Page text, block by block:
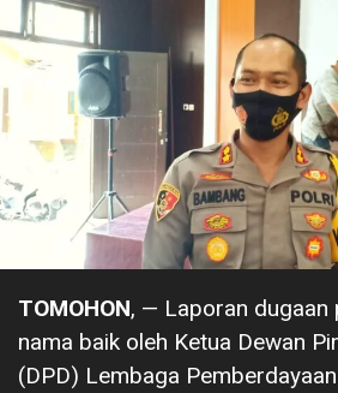
TOMOHON, — Laporan dugaan
nama baik oleh Ketua Dewan
(DPD) Lembaga